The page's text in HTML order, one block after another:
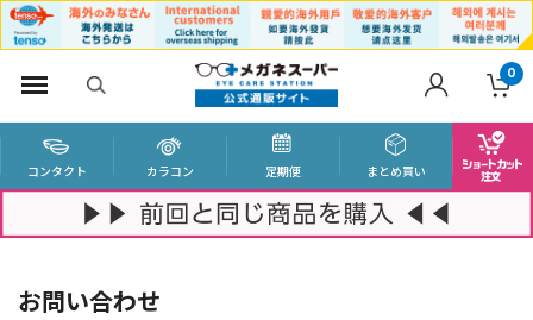
0
コンタクト カラコン 定期便 まとめ買い
お問い合わせ